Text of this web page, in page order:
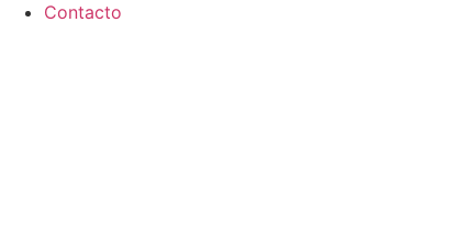
Contacto